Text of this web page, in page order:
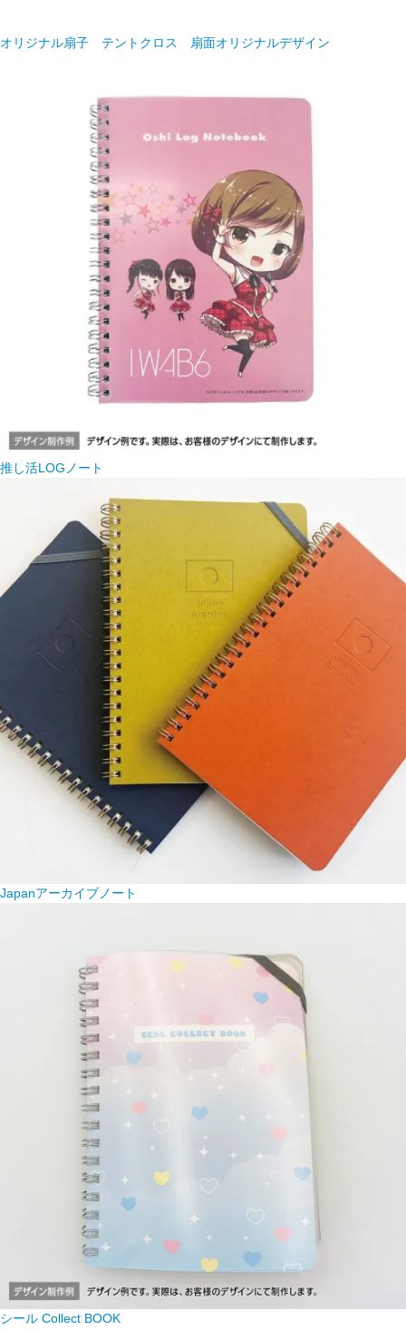
オリジナル扇子 テントクロス 扇面オリジナルデザイン
推し活LOGノート
Japanアーカイブノート
シール Collect BOOK